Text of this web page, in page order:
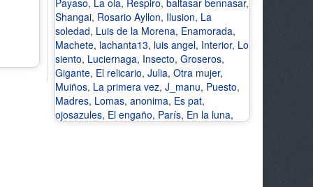
Payaso, La ola, Respiro, baltasar bennasar,
Shangai, Rosario Ayllon, Ilusion, La
soledad, Luis de la Morena, Enamorada,
Machete, lachanta13, luis angel, Interior, Lo
siento, Luciernaga, Insecto, Groseros,
Gigante, El relicario, Julia, Otra mujer,
Muiños, La primera vez, J_manu, Puesto,
Madres, Lomas, anonima, Es pat,
ojosazules, El engaño, París, En la luna,